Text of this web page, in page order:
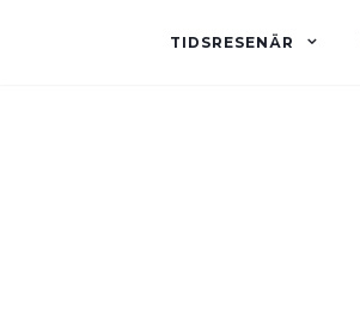
TIDSRESENÄR